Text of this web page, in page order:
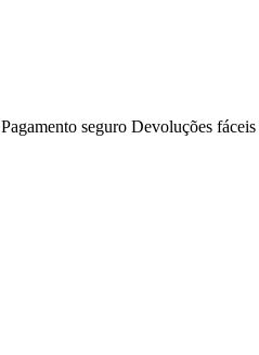
Pagamento seguro Devoluções fáceis